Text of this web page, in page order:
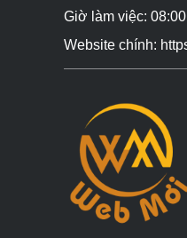
Giờ làm việc:
Website chính: